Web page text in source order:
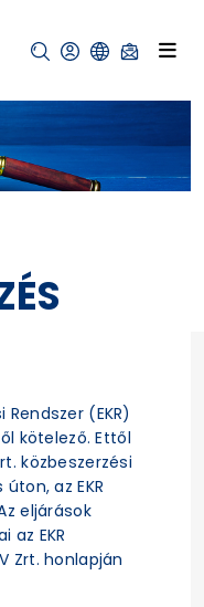
(EKR)
kötelező. Ettől
közbeszerzési
az EKR
eljárások
az EKR
Zrt. honlapján